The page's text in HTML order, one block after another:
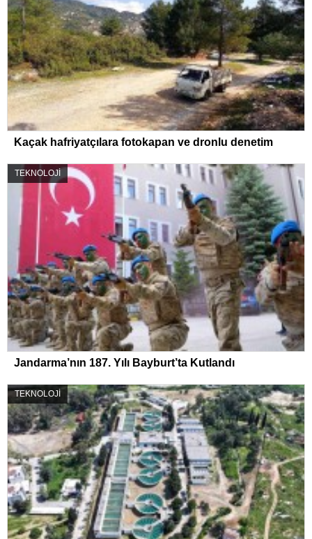
Kaçak hafriyatçılara fotokapan ve dronlu denetim
TEKNOLOJİ
Jandarma’nın 187. Yılı Bayburt’ta Kutlandı
TEKNOLOJİ